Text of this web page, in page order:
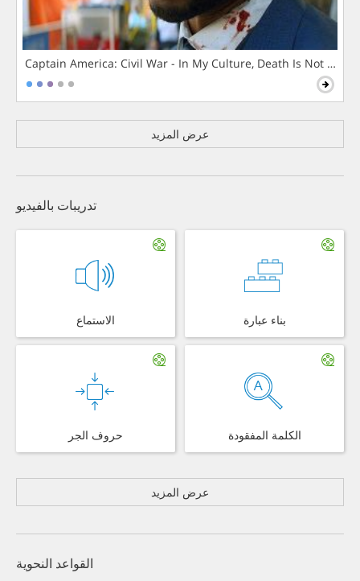
Captain America: Civil War - In My Culture, Death Is Not The
عرض المزيد
تدريبات بالفيديو
الاستماع بناء عبارة
حروف الجر الكلمة المفقودة
عرض المزيد
القواعد النحوية